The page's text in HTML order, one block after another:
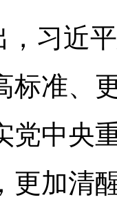
，习近
标准、
党中央
更加清